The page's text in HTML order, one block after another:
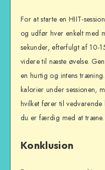
For at starte en HIIT-
og udfør hver enkelt med
sekunder, efterfulgt af 10-
videre til næste øvelse.
en hurtig og intens
kalorier under sessionen,
hvilket fører til
du er færdig med at træne.
Konklusion